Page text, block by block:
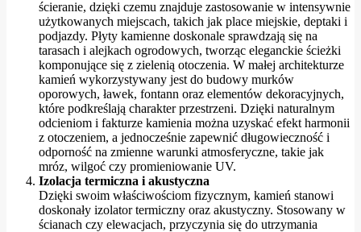
ścieranie, dzięki czemu znajduje zastosowanie w intensywnie
użytkowanych miejscach, takich jak place miejskie, deptaki i
podjazdy. Płyty kamienne doskonale sprawdzają się na
tarasach i alejkach ogrodowych, tworząc eleganckie ścieżki
komponujące się z zielenią otoczenia. W małej architekturze
kamień wykorzystywany jest do budowy murków
oporowych, ławek, fontann oraz elementów dekoracyjnych,
które podkreślają charakter przestrzeni. Dzięki naturalnym
odcieniom i fakturze kamienia można uzyskać efekt harmonii
z otoczeniem, a jednocześnie zapewnić długowieczność i
odporność na zmienne warunki atmosferyczne, takie jak
mróz, wilgoć czy promieniowanie UV.
Izolacja termiczna i akustyczna
Dzięki swoim właściwościom fizycznym, kamień stanowi
doskonały izolator termiczny oraz akustyczny. Stosowany w
ścianach czy elewacjach, przyczynia się do utrzymania